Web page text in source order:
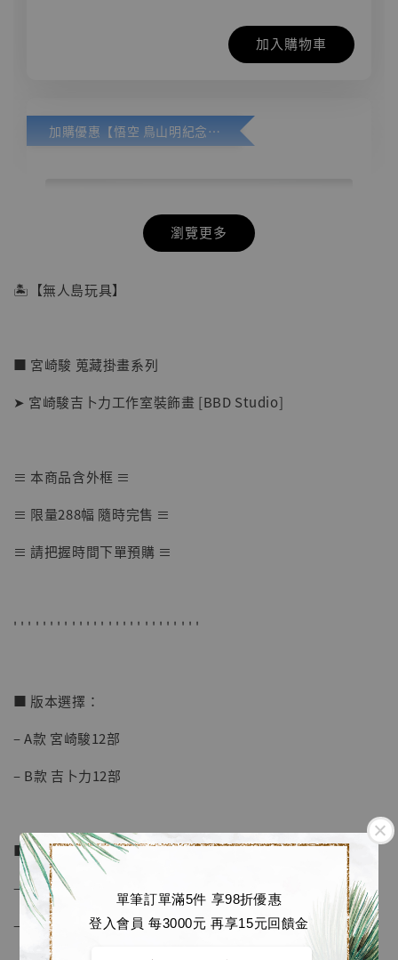
單筆訂單滿5件 享98折優惠
登入會員 每3000元 再享15元回饋金
加入購物車
加購優惠【悟空 鳥山明紀念款 [奇蹟工作室]】
【店內現貨】七龍珠 系列蒐藏雕像 悟空 鳥山
NT$ 4,280
瀏覽更多
🏝【無人島玩具】
■ 宮崎駿 蒐藏掛畫系列
➤ 宮崎駿吉卜力工作室裝飾畫 [BBD Studio]
≡ 本商品含外框 ≡
≡ 限量288幅 隨時完售 ≡
≡ 請把握時間下單預購 ≡
' ' ' ' ' ' ' ' ' ' ' ' ' ' ' ' ' ' ' ' ' ' ' ' ' '
■ 版本選擇：
– A款 宮崎駿12部
– B款 吉卜力12部
■ 商品介紹：
– 尺寸約 38x53 cm
– 附合金相框